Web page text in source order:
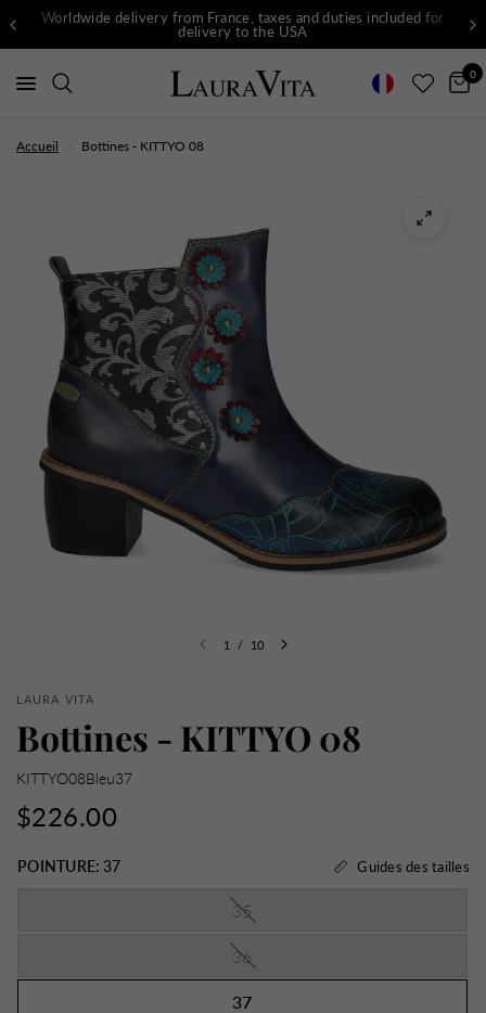
Worldwide delivery from France, taxes and duties included for
delivery to the USA
0
Accueil Bottines - KITTYO 08
1 / 10
LAURA VITA
Bottines - KITTYO 08
KITTYO08Bleu37
$226.00
POINTURE: 37 Guides des tailles
35
36
37